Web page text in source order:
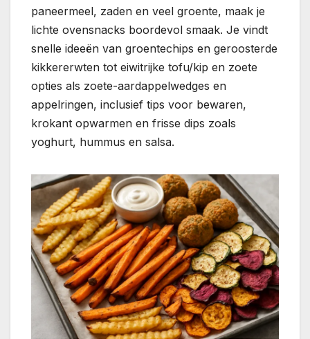
paneermeel, zaden en veel groente, maak je
lichte ovensnacks boordevol smaak. Je vindt
snelle ideeën van groentechips en geroosterde
kikkererwten tot eiwitrijke tofu/kip en zoete
opties als zoete-aardappelwedges en
appelringen, inclusief tips voor bewaren,
krokant opwarmen en frisse dips zoals
yoghurt, hummus en salsa.